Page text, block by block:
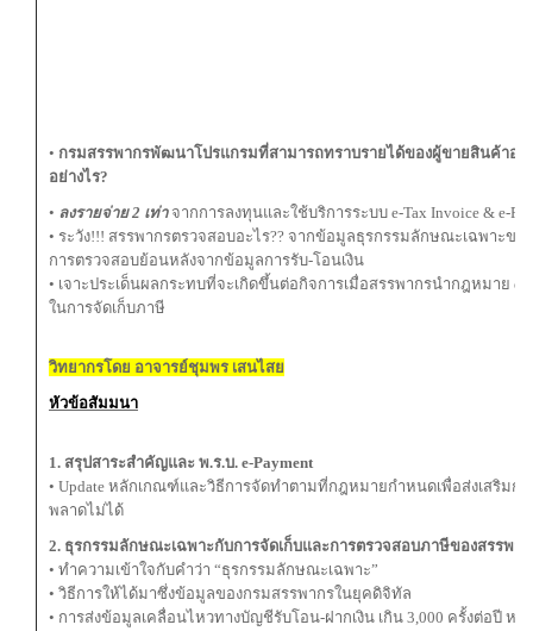
• กรมสรรพากรพัฒนาโปรแกรมที่สามารถทราบรายได้ของผู้ขายสินค้าอ
อย่างไร?
• ลงรายจ่าย 2 เท่า จากการลงทุนและใช้บริการระบบ e-Tax Invoice & e-
• ระวัง!!! สรรพากรตรวจสอบอะไร?? จากข้อมูลธุรกรรมลักษณะเฉพาะขอ
การตรวจสอบย้อนหลังจากข้อมูลการรับ-โอนเงิน
• เจาะประเด็นผลกระทบที่จะเกิดขึ้นต่อกิจการเมื่อสรรพากรนํากฎหมาย
ในการจัดเก็บภาษี
วิทยากรโดย อาจารย์ชุมพร เสนไสย
หัวข้อสัมมนา
1. สรุปสาระสำคัญและ พ.ร.บ. e-Payment
• Update หลักเกณฑ์และวิธีการจัดทำตามที่กฎหมายกำหนดเพื่อส่งเสริมกา
พลาดไม่ได้
2. ธุรกรรมลักษณะเฉพาะกับการจัดเก็บและการตรวจสอบภาษีของสรรพา
• ทำความเข้าใจกับคำว่า “ธุรกรรมลักษณะเฉพาะ”
• วิธีการให้ได้มาซึ่งข้อมูลของกรมสรรพากรในยุคดิจิทัล
• การส่งข้อมูลเคลื่อนไหวทางบัญชีรับโอน-ฝากเงิน เกิน 3,000 ครั้งต่อปี ห